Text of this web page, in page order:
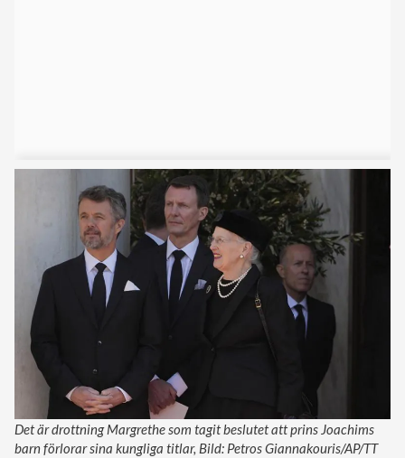
Det är drottning Margrethe som tagit beslutet att prins Joachims
barn förlorar sina kungliga titlar, Bild: Petros Giannakouris/AP/TT